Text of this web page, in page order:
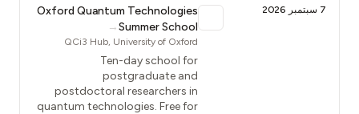
7 سبتمبر 2026
Oxford Quantum Technologies
Summer School
→
QCi3 Hub, University of Oxford
Ten-day school for
postgraduate and
postdoctoral researchers in
quantum technologies. Free for